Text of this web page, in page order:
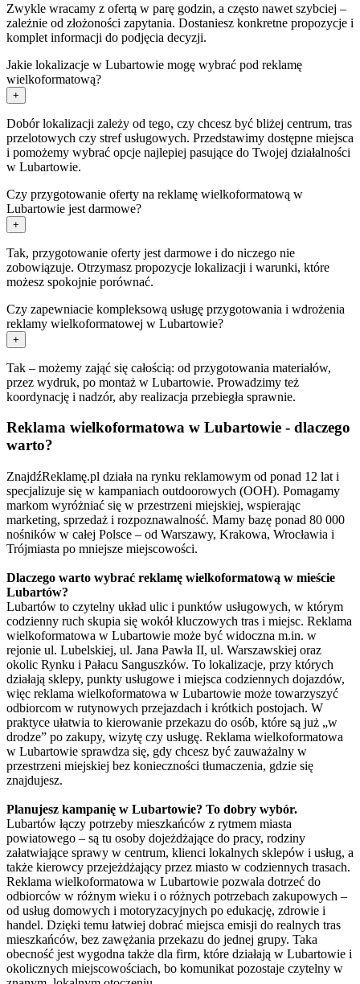
Zwykle wracamy z ofertą w parę godzin, a często nawet szybciej –
zależnie od złożoności zapytania. Dostaniesz konkretne propozycje i
komplet informacji do podjęcia decyzji.
Jakie lokalizacje w Lubartowie mogę wybrać pod reklamę
wielkoformatową?
+
Dobór lokalizacji zależy od tego, czy chcesz być bliżej centrum, tras
przelotowych czy stref usługowych. Przedstawimy dostępne miejsca
i pomożemy wybrać opcje najlepiej pasujące do Twojej działalności
w Lubartowie.
Czy przygotowanie oferty na reklamę wielkoformatową w
Lubartowie jest darmowe?
+
Tak, przygotowanie oferty jest darmowe i do niczego nie
zobowiązuje. Otrzymasz propozycje lokalizacji i warunki, które
możesz spokojnie porównać.
Czy zapewniacie kompleksową usługę przygotowania i wdrożenia
reklamy wielkoformatowej w Lubartowie?
+
Tak – możemy zająć się całością: od przygotowania materiałów,
przez wydruk, po montaż w Lubartowie. Prowadzimy też
koordynację i nadzór, aby realizacja przebiegła sprawnie.
Reklama wielkoformatowa w Lubartowie - dlaczego
warto?
ZnajdźReklamę.pl działa na rynku reklamowym od ponad 12 lat i
specjalizuje się w kampaniach outdoorowych (OOH). Pomagamy
markom wyróżniać się w przestrzeni miejskiej, wspierając
marketing, sprzedaż i rozpoznawalność. Mamy bazę ponad 80 000
nośników w całej Polsce – od Warszawy, Krakowa, Wrocławia i
Trójmiasta po mniejsze miejscowości.
Dlaczego warto wybrać reklamę wielkoformatową w mieście
Lubartów?
Lubartów to czytelny układ ulic i punktów usługowych, w którym
codzienny ruch skupia się wokół kluczowych tras i miejsc. Reklama
wielkoformatowa w Lubartowie może być widoczna m.in. w
rejonie ul. Lubelskiej, ul. Jana Pawła II, ul. Warszawskiej oraz
okolic Rynku i Pałacu Sanguszków. To lokalizacje, przy których
działają sklepy, punkty usługowe i miejsca codziennych dojazdów,
więc reklama wielkoformatowa w Lubartowie może towarzyszyć
odbiorcom w rutynowych przejazdach i krótkich postojach. W
praktyce ułatwia to kierowanie przekazu do osób, które są już „w
drodze” po zakupy, wizytę czy usługę. Reklama wielkoformatowa
w Lubartowie sprawdza się, gdy chcesz być zauważalny w
przestrzeni miejskiej bez konieczności tłumaczenia, gdzie się
znajdujesz.
Planujesz kampanię w Lubartowie? To dobry wybór.
Lubartów łączy potrzeby mieszkańców z rytmem miasta
powiatowego – są tu osoby dojeżdżające do pracy, rodziny
załatwiające sprawy w centrum, klienci lokalnych sklepów i usług, a
także kierowcy przejeżdżający przez miasto w codziennych trasach.
Reklama wielkoformatowa w Lubartowie pozwala dotrzeć do
odbiorców w różnym wieku i o różnych potrzebach zakupowych –
od usług domowych i motoryzacyjnych po edukację, zdrowie i
handel. Dzięki temu łatwiej dobrać miejsca emisji do realnych tras
mieszkańców, bez zawężania przekazu do jednej grupy. Taka
obecność jest wygodna także dla firm, które działają w Lubartowie i
okolicznych miejscowościach, bo komunikat pozostaje czytelny w